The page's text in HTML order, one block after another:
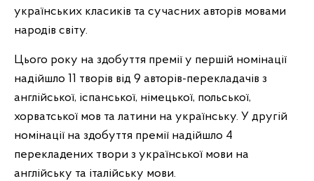
українських класиків та сучасних авторів мовами
народів світу.
Цього року на здобуття премії у першій номінації
надійшло 11 творів від 9 авторів-перекладачів з
англійської, іспанської, німецької, польської,
хорватської мов та латини на українську. У другій
номінації на здобуття премії надійшло 4
перекладених твори з української мови на
англійську та італійську мови.